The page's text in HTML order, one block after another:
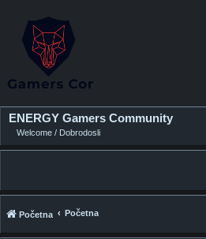
ENERGY Gamers Community
Welcome / Dobrodosli
Početna Početna